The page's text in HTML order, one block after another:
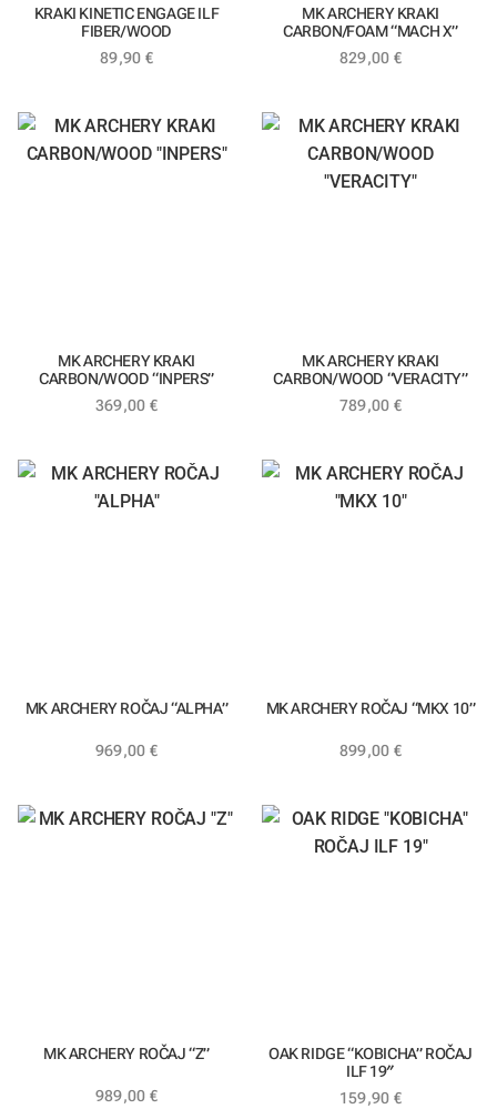
89,90 €
KRAKI KINETIC ENGAGE ILF
FIBER/WOOD
829,00 €
MK ARCHERY KRAKI
CARBON/FOAM “MACH X”
369,00 €
MK ARCHERY KRAKI
CARBON/WOOD “INPERS”
789,00 €
MK ARCHERY KRAKI
CARBON/WOOD “VERACITY”
969,00 €
MK ARCHERY ROČAJ “ALPHA”
899,00 €
MK ARCHERY ROČAJ “MKX 10”
989,00 €
MK ARCHERY ROČAJ “Z”
159,90 €
OAK RIDGE “KOBICHA” ROČAJ
ILF 19″